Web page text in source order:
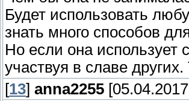
Будет использовать
знать много способов
Но если она использует
участвуя в славе
[13] anna2255